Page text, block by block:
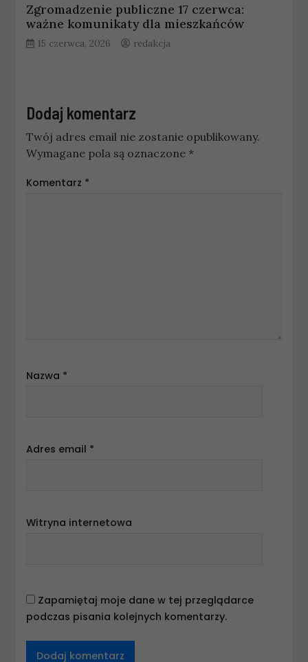
Zgromadzenie publiczne 17 czerwca:
ważne komunikaty dla mieszkańców
15 czerwca, 2026 redakcja
Dodaj komentarz
Twój adres email nie zostanie opublikowany.
Wymagane pola są oznaczone *
Komentarz *
Nazwa *
Adres email *
Witryna internetowa
Zapamiętaj moje dane w tej przeglądarce
podczas pisania kolejnych komentarzy.